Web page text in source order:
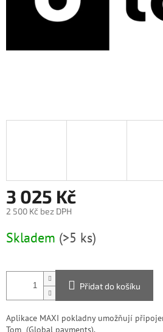
3 025 Kč
2 500 Kč bez DPH
cena:
Skladem (>5 ks)
Přidat do košíku
Aplikace MAXI pokladny umožňují
Tom (Global payments).